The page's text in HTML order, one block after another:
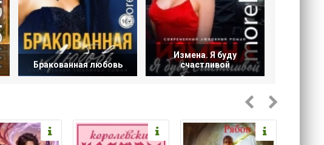
Бракованная любовь
Измена. Я буду
счастливой